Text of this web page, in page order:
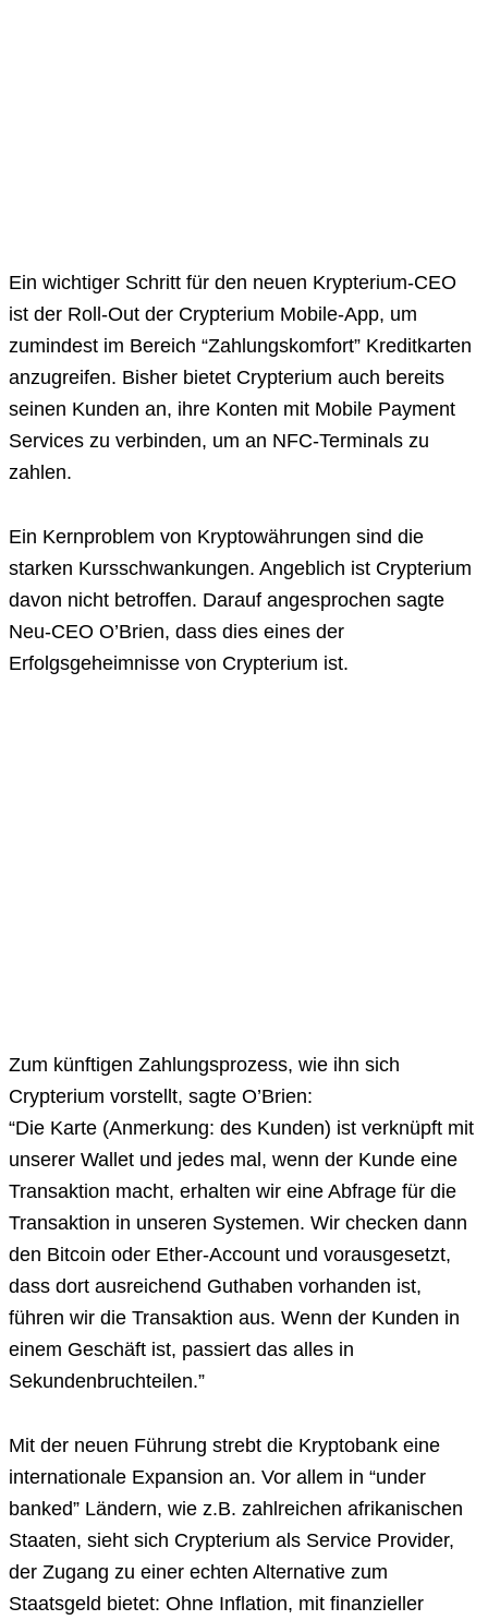
Ein wichtiger Schritt für den neuen Krypterium-CEO
ist der Roll-Out der Crypterium Mobile-App, um
zumindest im Bereich “Zahlungskomfort” Kreditkarten
anzugreifen. Bisher bietet Crypterium auch bereits
seinen Kunden an, ihre Konten mit Mobile Payment
Services zu verbinden, um an NFC-Terminals zu
zahlen.
Ein Kernproblem von Kryptowährungen sind die
starken Kursschwankungen. Angeblich ist Crypterium
davon nicht betroffen. Darauf angesprochen sagte
Neu-CEO O’Brien, dass dies eines der
Erfolgsgeheimnisse von Crypterium ist.
Zum künftigen Zahlungsprozess, wie ihn sich
Crypterium vorstellt, sagte O’Brien:
“Die Karte (Anmerkung: des Kunden) ist verknüpft mit
unserer Wallet und jedes mal, wenn der Kunde eine
Transaktion macht, erhalten wir eine Abfrage für die
Transaktion in unseren Systemen. Wir checken dann
den Bitcoin oder Ether-Account und vorausgesetzt,
dass dort ausreichend Guthaben vorhanden ist,
führen wir die Transaktion aus. Wenn der Kunden in
einem Geschäft ist, passiert das alles in
Sekundenbruchteilen.”
Mit der neuen Führung strebt die Kryptobank eine
internationale Expansion an. Vor allem in “under
banked” Ländern, wie z.B. zahlreichen afrikanischen
Staaten, sieht sich Crypterium als Service Provider,
der Zugang zu einer echten Alternative zum
Staatsgeld bietet: Ohne Inflation, mit finanzieller